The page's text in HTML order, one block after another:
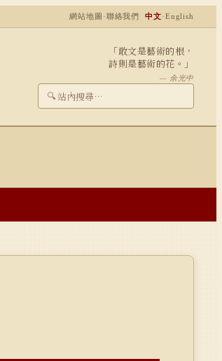
網站地圖 ·聯絡我們 中文·English
「敢文是藝術的根，
詩則是藝術的花。」
— 余光中
🔍